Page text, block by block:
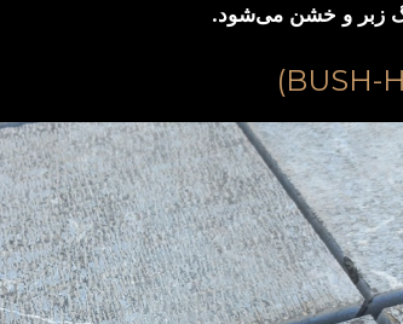
زبر و خشن می‌شود.